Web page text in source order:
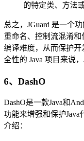
的特定类、方法
总之，JGuard 是一个
重命名、控制流混淆和
编译难度，从而保护
全性的 Java 项目来说
6、DashO
DashO是一款Java和
功能来增强和保护Java
介绍：